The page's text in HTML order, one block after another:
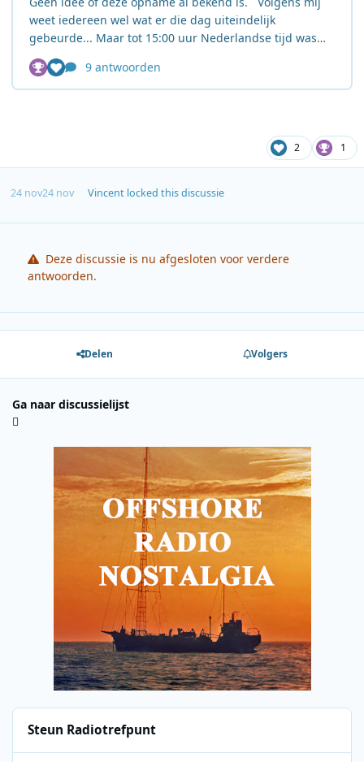
2 1
24 nov24 nov Vincentlocked this discussie
Deze discussie is nu afgesloten voor verdere
antwoorden.
Delen Volgers
Ga naar discussielijst
Steun Radiotrefpunt